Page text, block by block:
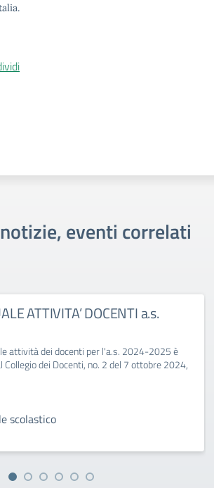
eventi correlati
ATTIVITA’ DOCENTI a.s.
attività dei docenti per l'a.s. 2024-2025 è
dei Docenti, no. 2 del 7 ottobre 2024,
scolastico